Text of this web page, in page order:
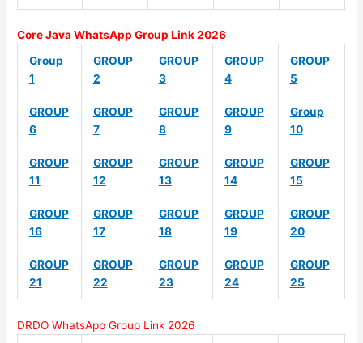
Core Java WhatsApp Group Link 2026
Group
1
GROUP
2
GROUP
3
GROUP
4
GROUP
5
GROUP
6
GROUP
7
GROUP
8
GROUP
9
Group
10
GROUP
11
GROUP
12
GROUP
13
GROUP
14
GROUP
15
GROUP
16
GROUP
17
GROUP
18
GROUP
19
GROUP
20
GROUP
21
GROUP
22
GROUP
23
GROUP
24
GROUP
25
DRDO WhatsApp Group Link 2026